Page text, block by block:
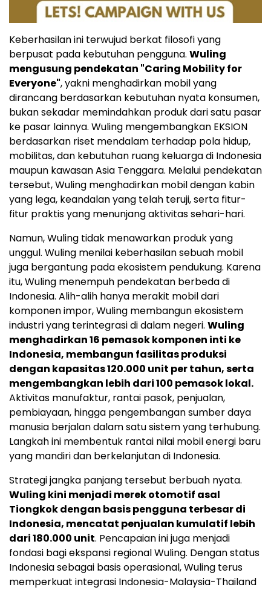
Keberhasilan ini terwujud berkat filosofi yang
berpusat pada kebutuhan pengguna. Wuling
mengusung pendekatan "Caring Mobility for
Everyone", yakni menghadirkan mobil yang
dirancang berdasarkan kebutuhan nyata konsumen,
bukan sekadar memindahkan produk dari satu pasar
ke pasar lainnya. Wuling mengembangkan EKSION
berdasarkan riset mendalam terhadap pola hidup,
mobilitas, dan kebutuhan ruang keluarga di Indonesia
maupun kawasan Asia Tenggara. Melalui pendekatan
tersebut, Wuling menghadirkan mobil dengan kabin
yang lega, keandalan yang telah teruji, serta fitur-
fitur praktis yang menunjang aktivitas sehari-hari.
Namun, Wuling tidak menawarkan produk yang
unggul. Wuling menilai keberhasilan sebuah mobil
juga bergantung pada ekosistem pendukung. Karena
itu, Wuling menempuh pendekatan berbeda di
Indonesia. Alih-alih hanya merakit mobil dari
komponen impor, Wuling membangun ekosistem
industri yang terintegrasi di dalam negeri. Wuling
menghadirkan 16 pemasok komponen inti ke
Indonesia, membangun fasilitas produksi
dengan kapasitas 120.000 unit per tahun, serta
mengembangkan lebih dari 100 pemasok lokal.
Aktivitas manufaktur, rantai pasok, penjualan,
pembiayaan, hingga pengembangan sumber daya
manusia berjalan dalam satu sistem yang terhubung.
Langkah ini membentuk rantai nilai mobil energi baru
yang mandiri dan berkelanjutan di Indonesia.
Strategi jangka panjang tersebut berbuah nyata.
Wuling kini menjadi merek otomotif asal
Tiongkok dengan basis pengguna terbesar di
Indonesia, mencatat penjualan kumulatif lebih
dari 180.000 unit. Pencapaian ini juga menjadi
fondasi bagi ekspansi regional Wuling. Dengan status
Indonesia sebagai basis operasional, Wuling terus
memperkuat integrasi Indonesia-Malaysia-Thailand